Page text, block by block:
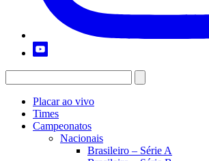
Placar ao vivo
Times
Campeonatos
Nacionais
Brasileiro – Série A